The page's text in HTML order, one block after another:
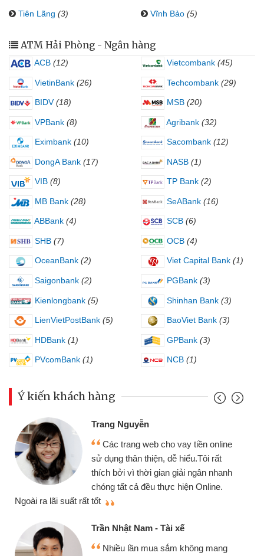
Tiên Lãng (3) Vĩnh Bảo (5)
ATM Hải Phòng - Ngân hàng
ACB (12) Vietcombank (45)
VietinBank (26) Techcombank (29)
BIDV (18) MSB (20)
VPBank (8) Agribank (32)
Eximbank (10) Sacombank (12)
DongA Bank (17) NASB (1)
VIB (8) TP Bank (2)
MB Bank (28) SeABank (16)
ABBank (4) SCB (6)
SHB (7) OCB (4)
OceanBank (2) Viet Capital Bank (1)
Saigonbank (2) PGBank (3)
Kienlongbank (5) Shinhan Bank (3)
LienVietPostBank (5) BaoViet Bank (3)
HDBank (1) GPBank (3)
PVcomBank (1) NCB (1)
Ý kiến khách hàng
Trang Nguyễn
Các trang web cho vay tiền online
sử dụng thân thiện, dễ hiểu.Tôi rất
thích bởi vì thời gian giải ngân nhanh
chóng tất cả đều thực hiện Online.
Ngoài ra lãi suất rất tốt
Trần Nhật Nam - Tài xế
Nhiều lần mua sắm không mang